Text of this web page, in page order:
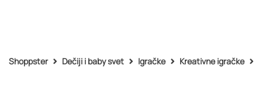
Shoppster Dečiji i baby svet Igračke Kreativne igračke